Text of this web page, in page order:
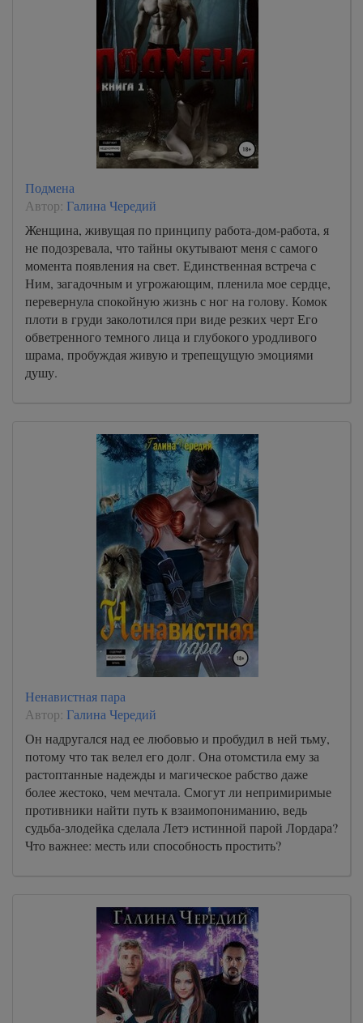
Подмена
Автор: Галина Чередий
Женщина, живущая по принципу работа-дом-работа, я
не подозревала, что тайны окутывают меня с самого
момента появления на свет. Единственная встреча с
Ним, загадочным и угрожающим, пленила мое сердце,
перевернула спокойную жизнь с ног на голову. Комок
плоти в груди заколотился при виде резких черт Его
обветренного темного лица и глубокого уродливого
шрама, пробуждая живую и трепещущую эмоциями
душу.
Ненавистная пара
Автор: Галина Чередий
Он надругался над ее любовью и пробудил в ней тьму,
потому что так велел его долг. Она отомстила ему за
растоптанные надежды и магическое рабство даже
более жестоко, чем мечтала. Смогут ли непримиримые
противники найти путь к взаимопониманию, ведь
судьба-злодейка сделала Летэ истинной парой Лордара?
Что важнее: месть или способность простить?